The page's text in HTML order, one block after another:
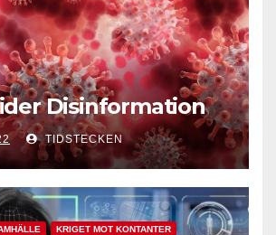
Disinformation
TIDSTECKEN
KRIGET MOT KONTANTER